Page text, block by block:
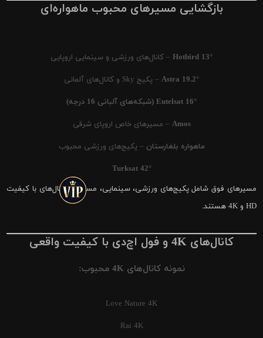
بازگشایی مسیرهای محبوب ماهواره‌ای
Hotbird 13° – کانال‌های ورزشی و سینمایی اروپایی
Astra 19.2° – پکیج Sky و کانال‌های آلمانی
Eutelsat 16° (شبکه‌های آلبانی 16 درجه)
Amos – مسیرهای خاص اروپای شرقی
ماهواره بلغارستان – پکیج‌های ورزشی محبوب
Turksat 42°
مسیرهای فوق شامل پکیج‌های ورزشی، سینمایی، مستند و کانال‌های با کیفیت
HD و 4K هستند.
کانال‌های 4K و فول اچ‌دی با کیفیت واقعی
نمونه کانال‌های 4K محبوب:
Love Nature 4K
Rai 4K